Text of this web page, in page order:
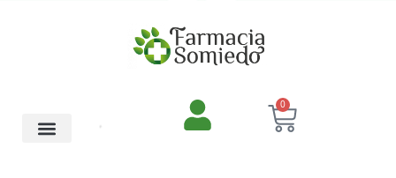
0